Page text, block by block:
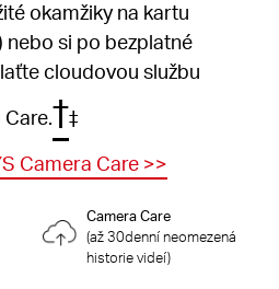
okamžiky na kartu
nebo si po bezplatné
cloudovou službu
†‡
Camera Care >>
Camera Care
(až 30denní neomezená
historie videí)